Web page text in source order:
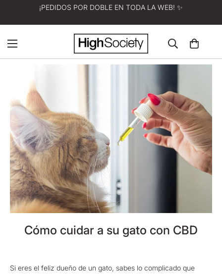
¡PEDIDOS POR DOBLE EN TODA LA WEB! ✨
Cómo cuidar a su gato con CBD
Si eres el feliz dueño de un gato, sabes lo complicado que